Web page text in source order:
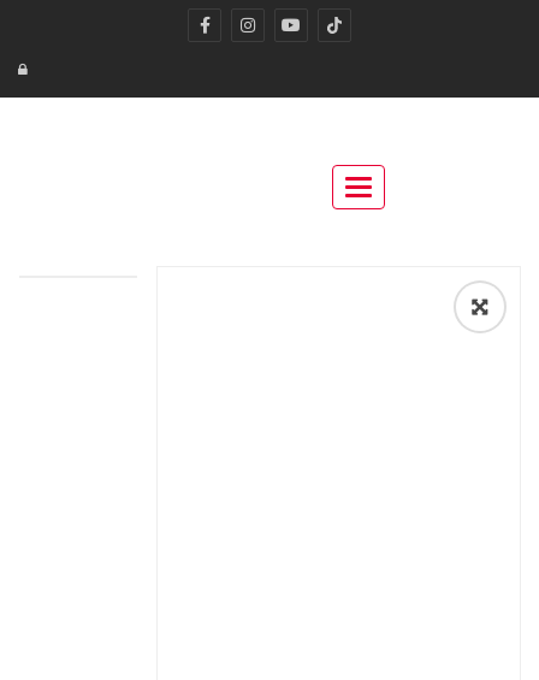
Toggle navigation
🔍